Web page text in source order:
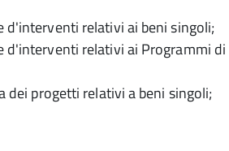
d'interventi relativi ai beni singoli;
d'interventi relativi ai Programmi di
dei progetti relativi a beni singoli;